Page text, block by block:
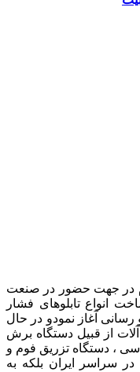
سال 1390 نخستین گام در جهت حضور در صنعت
انواع تابلوهای فشار
آغاز نمودو در حال
از قبیل دستگاه برش
، دستگاه تزریق فوم و
سراسر ایران بلکه به